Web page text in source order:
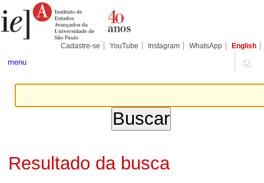
para
conteúdo.
Pessoais
Cadastre-se YouTube Instagram WhatsApp English
menu
Resultado da busca